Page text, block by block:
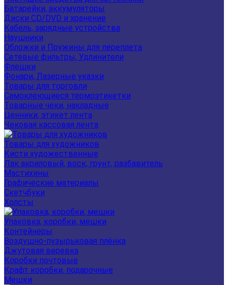
Батарейки, аккумуляторы
Диски CD/DVD и хранение
Кабель, зарядные устройства
Наушники
Обложки и Пружины для переплета
Сетевые фильтры, Удлинители
Флешки
Фонари, Лазерные указки
Товары для торговли
Самоклеющиеся термоэтикетки
Товарные чеки, накладные
Ценники, этикет лента
Чековая кассовая лента
Товары для художников
Кисти художественные
Лак акриловый, воск, грунт, разбавитель
Мастихины
Графические материалы
Скетчбуки
Холсты
Упаковка, коробки, мешки
Контейнеры
Воздушно-пузырьковая плёнка
Джутовая веревка
Коробки почтовые
Крафт коробки, подарочные
Мешки